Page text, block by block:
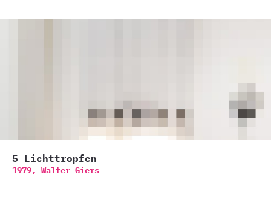
5 Lichttropfen
1979, Walter Giers